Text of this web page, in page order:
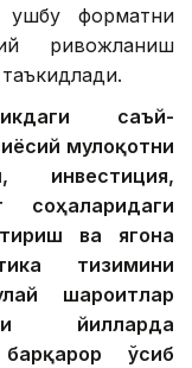
ушбу форматни
ривожланиш
саъй-
мулоқотни
инвестиция,
соҳаларидаги
ва ягона
тизимини
шароитлар
йилларда
ўсиб